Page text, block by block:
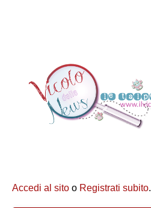
Accedi al sito o Registrati subito.